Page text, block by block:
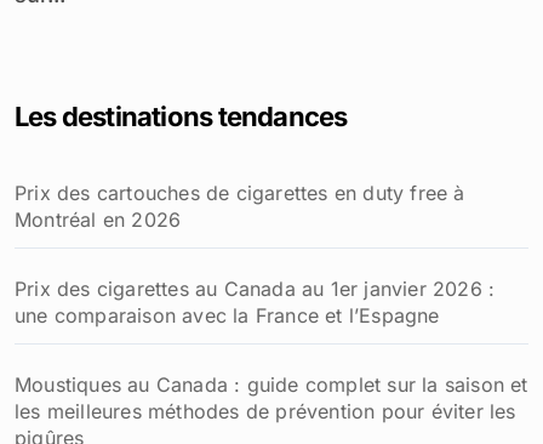
Les destinations tendances
Prix des cartouches de cigarettes en duty free à
Montréal en 2026
Prix des cigarettes au Canada au 1er janvier 2026 :
une comparaison avec la France et l’Espagne
Moustiques au Canada : guide complet sur la saison et
les meilleures méthodes de prévention pour éviter les
piqûres